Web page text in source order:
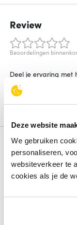
Deze website
We gebruiken
personaliseren,
websiteverkeer te
cookies als je de
Review
Beoordelingen
Deel je ervaring met
Schrijf een review
Alternatieven
Vergelijk